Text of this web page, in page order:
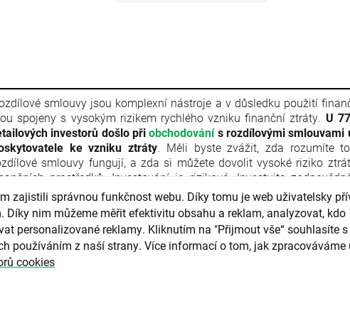
smlouvy jsou komplexní nástroje a v důsledku použití
spojeny s vysokým rizikem rychlého vzniku finanční ztráty. U
investorů došlo přiobchodovánís rozdílovými smlouvami
ke vzniku ztráty. Měli byste zvážit, zda rozumíte
smlouvy fungují, a zda si můžete dovolit vysoké riziko
prostředků. Investování je rizikové. Investujte
je marketingovou komunikací ve smyslu čl. 24 odst. 3
parlamentu a Rady 2014/65/EU ze dne 15. května 2014
nástrojů, kterou se mění směrnice 2002/92/ES a
61/EU (MiFID II). Marketingová komunikace není investiční
informace doporučující či navrhující investiční strategii ve smyslu
parlamentu a Rady (EU) č. 596/2014 ze dne 16. dubna
zajistili správnou funkčnost webu. Díky tomu je web uživatelsky
Díky nim můžeme měřit efektivitu obsahu a reklam, analyzovat, kdo
personalizované reklamy. Kliknutím na "Přijmout vše“ souhlasíte
používáním z naší strany. Více informací o tom, jak zpracováváme
cookies